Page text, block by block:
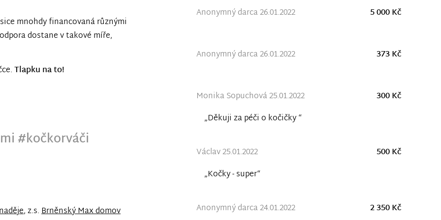
mnohdy financovaná různými
dostane v takové míře,
Tlapku na to!
#kočkorváči
, z.s.Brněnský Max domov
Anonymný darca 26.01.2022 5 000 Kč
Anonymný darca 26.01.2022 373 Kč
Monika Sopuchová 25.01.2022
300 Kč
„Děkuji za péči o kočičky “
Václav 25.01.2022
500 Kč
„Kočky - super“
Anonymný darca 24.01.2022 2 350 Kč